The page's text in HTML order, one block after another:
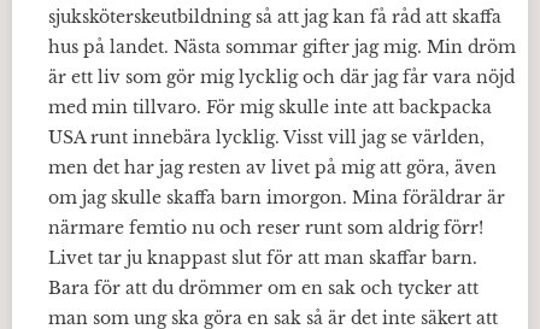
sjuksköterskeutbildning så att jag kan få råd att skaffa
hus på landet. Nästa sommar gifter jag mig. Min dröm
är ett liv som gör mig lycklig och där jag får vara nöjd
med min tillvaro. För mig skulle inte att backpacka
USA runt innebära lycklig. Visst vill jag se världen,
men det har jag resten av livet på mig att göra, även
om jag skulle skaffa barn imorgon. Mina föräldrar är
närmare femtio nu och reser runt som aldrig förr!
Livet tar ju knappast slut för att man skaffar barn.
Bara för att du drömmer om en sak och tycker att
man som ung ska göra en sak så är det inte säkert att